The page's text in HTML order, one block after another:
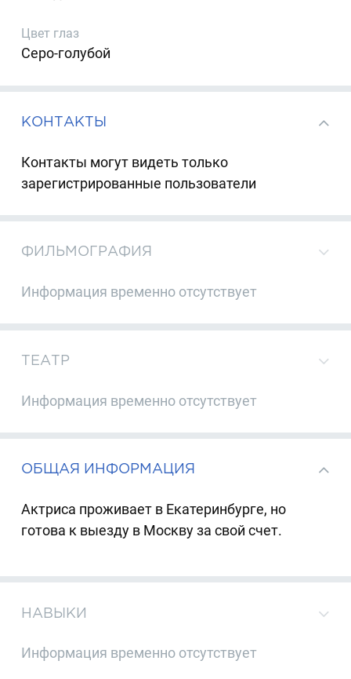
Цвет глаз
Серо-голубой
КОНТАКТЫ
Контакты могут видеть только
зарегистрированные пользователи
ФИЛЬМОГРАФИЯ
Информация временно отсутствует
ТЕАТР
Информация временно отсутствует
ОБЩАЯ ИНФОРМАЦИЯ
Актриса проживает в Екатеринбурге, но
готова к выезду в Москву за свой счет.
НАВЫКИ
Информация временно отсутствует